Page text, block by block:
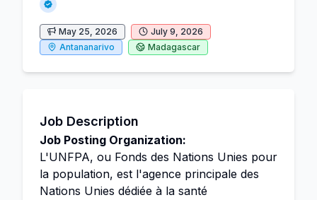
May 25, 2026
July 9, 2026
Antananarivo
Madagascar
Job Description
Job Posting Organization:
L'UNFPA, ou Fonds des Nations Unies pour
la population, est l'agence principale des
Nations Unies dédiée à la santé